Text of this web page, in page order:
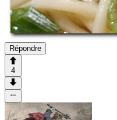
Répondre
4